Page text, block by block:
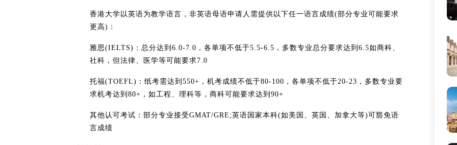
香港大学以英语为教学语言，非英语母语申请人需提供以下任一语言成绩(部分专业可能要求
更高)：
雅思(IELTS)：总分达到​​6.0-7.0​​，各单项不低于5.5-6.5，多数专业总分要求达到6.5如商科、
社科，但法律、医学等可能要求7.0
托福(TOEFL)：纸考需达到550+，机考成绩不低于​​80-100​​，各单项不低于20-23，多数专业要
求机考达到80+，如工程、理科等，商科可能要求达到90+
其他认可考试：部分专业接受GMAT/GRE;英语国家本科(如美国、英国、加拿大等)可豁免语
言成绩